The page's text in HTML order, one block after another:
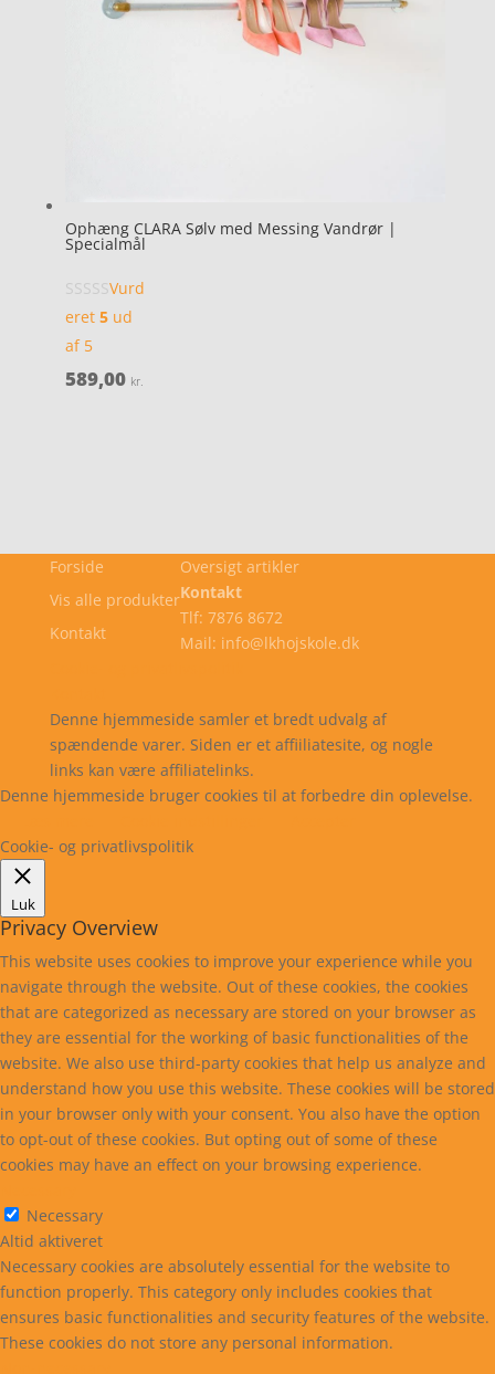
Ophæng CLARA Sølv med Messing Vandrør |
Specialmål
Vurd
eret 5ud
af 5
589,00 kr.
Forside
Vis alle produkter
Kontakt
Oversigt artikler
Kontakt
Tlf: 7876 8672
Mail: info@lkhojskole.dk
Denne hjemmeside samler et bredt udvalg af
spændende varer. Siden er et affiiliatesite, og nogle
links kan være affiliatelinks.
Denne hjemmeside bruger cookies til at forbedre din oplevelse.
Cookie- og privatlivspolitik
Luk
Privacy Overview
This website uses cookies to improve your experience while you
navigate through the website. Out of these cookies, the cookies
that are categorized as necessary are stored on your browser as
they are essential for the working of basic functionalities of the
website. We also use third-party cookies that help us analyze and
understand how you use this website. These cookies will be stored
in your browser only with your consent. You also have the option
to opt-out of these cookies. But opting out of some of these
cookies may have an effect on your browsing experience.
Necessary
Altid aktiveret
Necessary cookies are absolutely essential for the website to
function properly. This category only includes cookies that
ensures basic functionalities and security features of the website.
These cookies do not store any personal information.